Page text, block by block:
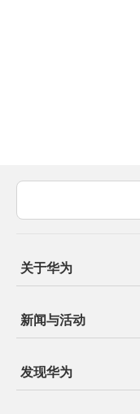
关于华为
新闻与活动
发现华为